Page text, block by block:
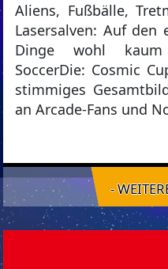
Aliens, Fußbälle,
Lasersalven: Auf den
Dinge wohl kaum
SoccerDie: Cosmic
stimmiges
an Arcade-Fans und
-